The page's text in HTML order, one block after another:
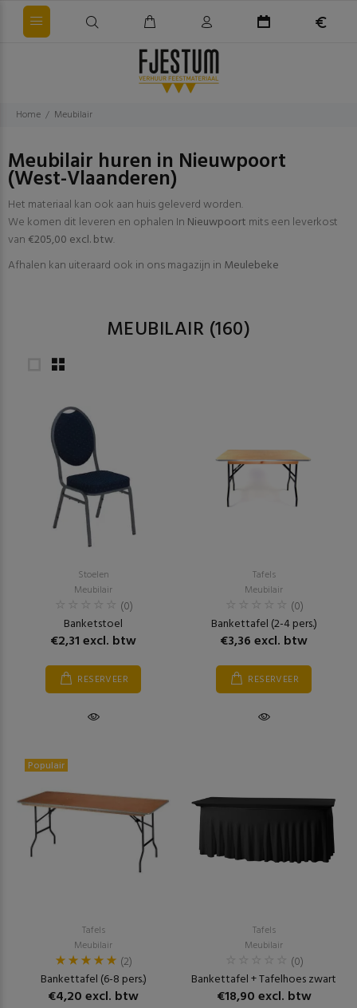
Home Meubilair
Meubilair huren in Nieuwpoort
(West-Vlaanderen)
Het materiaal kan ook aan huis geleverd worden.
We komen dit leveren en ophalen In Nieuwpoort mits een leverkost
van€205,00 excl. btw.
Afhalen kan uiteraard ook in ons magazijn in Meulebeke
MEUBILAIR (160)
Stoelen
Meubilair
(0)
Banketstoel
€2,31 excl. btw
RESERVEER
Tafels
Meubilair
(0)
Bankettafel (2-4 pers.)
€3,36 excl. btw
RESERVEER
Populair
Tafels
Meubilair
(2)
Bankettafel (6-8 pers.)
€4,20 excl. btw
Tafels
Meubilair
(0)
Bankettafel + Tafelhoes zwart
€18,90 excl. btw